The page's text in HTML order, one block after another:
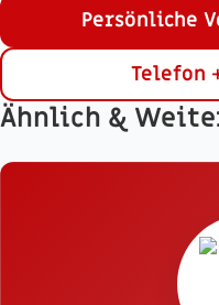
Persönliche
Telefon
Ähnlich &